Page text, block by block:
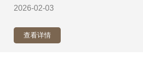
战略发布2026新年酒会盛典启幕
2026-02-03
查看详情